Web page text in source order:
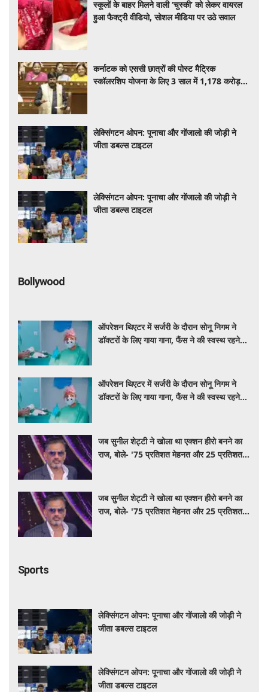
स्कूलों के बाहर मिलने वाली ‘चुस्की’ को लेकर वायरल
हुआ फैक्ट्री वीडियो, सोशल मीडिया पर उठे सवाल
कर्नाटक को एससी छात्रों की पोस्ट मैट्रिक
स्कॉलरशिप योजना के लिए 3 साल में 1,178 करोड़
लेक्सिंगटन ओपन: पूनाचा और गोंजालो की जोड़ी ने
जीता डबल्स टाइटल
लेक्सिंगटन ओपन: पूनाचा और गोंजालो की जोड़ी ने
जीता डबल्स टाइटल
Bollywood
ऑपरेशन थिएटर में सर्जरी के दौरान सोनू निगम ने
डॉक्टरों के लिए गाया गाना, फैंस ने की स्वस्थ रहने
ऑपरेशन थिएटर में सर्जरी के दौरान सोनू निगम ने
डॉक्टरों के लिए गाया गाना, फैंस ने की स्वस्थ रहने
जब सुनील शेट्टी ने खोला था एक्शन हीरो बनने का
राज, बोले- '75 प्रतिशत मेहनत और 25 प्रतिशत
जब सुनील शेट्टी ने खोला था एक्शन हीरो बनने का
राज, बोले- '75 प्रतिशत मेहनत और 25 प्रतिशत
Sports
लेक्सिंगटन ओपन: पूनाचा और गोंजालो की जोड़ी ने
जीता डबल्स टाइटल
लेक्सिंगटन ओपन: पूनाचा और गोंजालो की जोड़ी ने
जीता डबल्स टाइटल